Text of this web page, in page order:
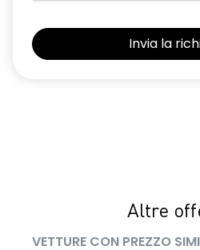
Altre
VETTURE CON PREZZO